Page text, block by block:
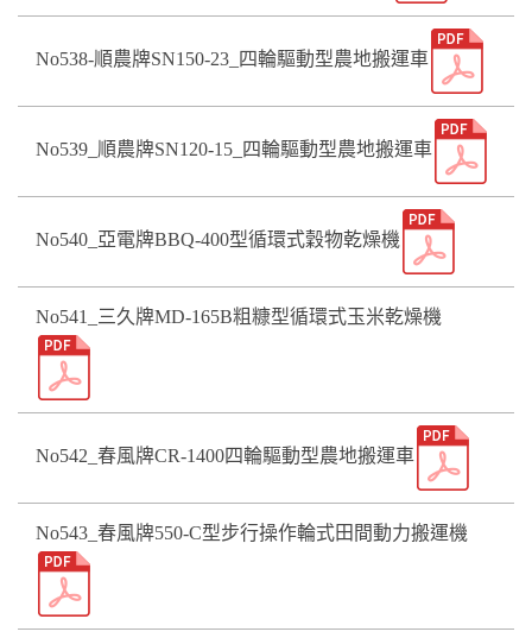
No538-順農牌SN150-23_四輪驅動型農地搬運車
No539_順農牌SN120-15_四輪驅動型農地搬運車
No540_亞電牌BBQ-400型循環式穀物乾燥機
No541_三久牌MD-165B粗糠型循環式玉米乾燥機
No542_春風牌CR-1400四輪驅動型農地搬運車
No543_春風牌550-C型步行操作輪式田間動力搬運機